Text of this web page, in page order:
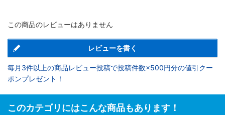
この商品のレビューはありません
レビューを書く
毎月3件以上の商品レビュー投稿で投稿件数×500円分の値引クー
ポンプレゼント！
このカテゴリにはこんな商品もあります！